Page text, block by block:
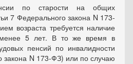
по старости на общих
7 Федерального закона N 173-
возраста требуется наличие
менее 5 лет. В то же время в
пенсий по инвалидности
закона N 173-ФЗ) или по случаю